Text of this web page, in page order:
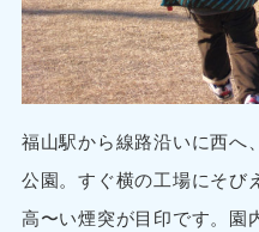
福山駅から線路沿いに西へ
公園。すぐ横の工場にそび
高〜い煙突が目印です。園